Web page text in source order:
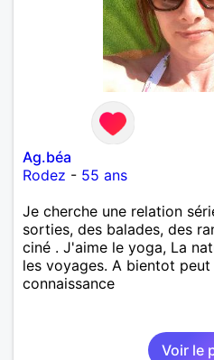
Ag.béa
Rodez - 55 ans
Je cherche une relation
sorties, des balades, des
ciné . J'aime le yoga, La
les voyages. A bientot
connaissance
Voir le